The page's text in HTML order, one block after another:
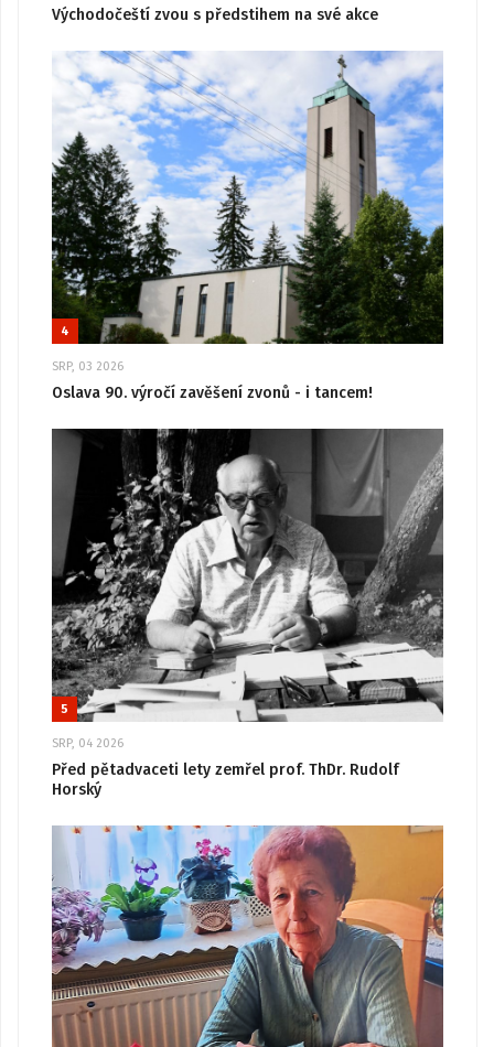
Východočeští zvou s předstihem na své akce
4
SRP, 03 2026
Oslava 90. výročí zavěšení zvonů - i tancem!
5
SRP, 04 2026
Před pětadvaceti lety zemřel prof. ThDr. Rudolf
Horský